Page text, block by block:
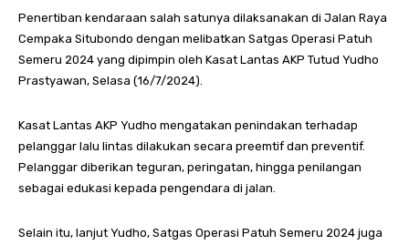
Penertiban kendaraan salah satunya dilaksanakan di Jalan Raya
Cempaka Situbondo dengan melibatkan Satgas Operasi Patuh
Semeru 2024 yang dipimpin oleh Kasat Lantas AKP Tutud Yudho
Prastyawan, Selasa (16/7/2024).
Kasat Lantas AKP Yudho mengatakan penindakan terhadap
pelanggar lalu lintas dilakukan secara preemtif dan preventif.
Pelanggar diberikan teguran, peringatan, hingga penilangan
sebagai edukasi kepada pengendara di jalan.
Selain itu, lanjut Yudho, Satgas Operasi Patuh Semeru 2024 juga